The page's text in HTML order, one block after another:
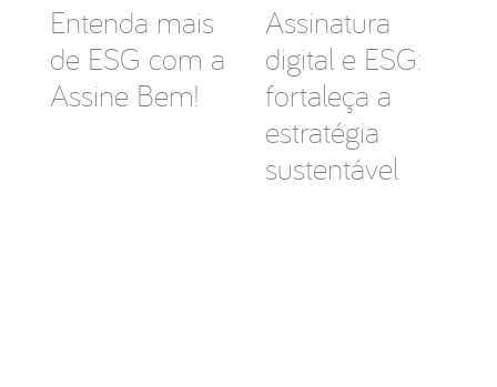
Entenda mais
de ESG com a
Assine Bem!
Assinatura
digital e ESG:
fortaleça a
estratégia
sustentável